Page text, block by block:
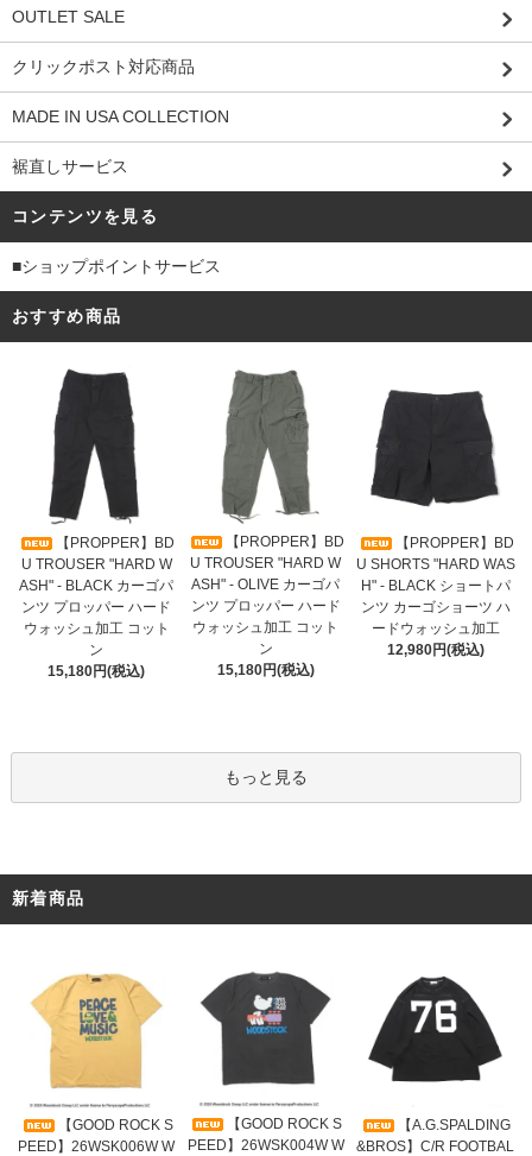
OUTLET SALE
クリックポスト対応商品
MADE IN USA COLLECTION
裾直しサービス
コンテンツを見る
■ショップポイントサービス
おすすめ商品
【PROPPER】BD
U TROUSER "HARD W
ASH" - BLACK カーゴパ
ンツ プロッパー ハード
ウォッシュ加工 コット
ン
15,180円(税込)
【PROPPER】BD
U TROUSER "HARD W
ASH" - OLIVE カーゴパ
ンツ プロッパー ハード
ウォッシュ加工 コット
ン
15,180円(税込)
【PROPPER】BD
U SHORTS "HARD WAS
H" - BLACK ショートパ
ンツ カーゴショーツ ハ
ードウォッシュ加工
12,980円(税込)
もっと見る
新着商品
【GOOD ROCK S
PEED】26WSK006W W
【GOOD ROCK S
PEED】26WSK004W W
【A.G.SPALDING
&BROS】C/R FOOTBAL